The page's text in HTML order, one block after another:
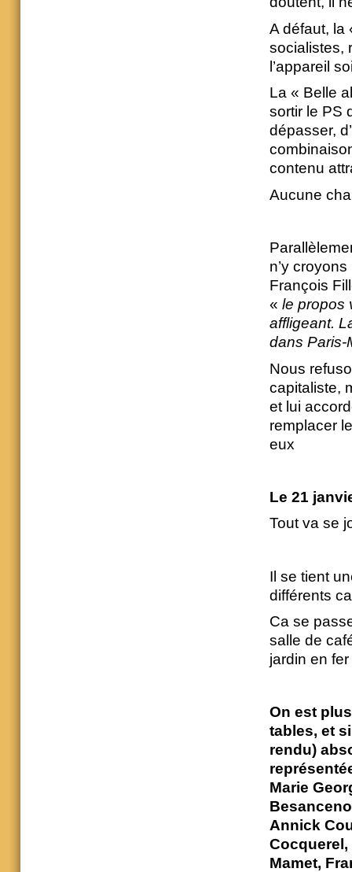
A défaut, la
socialistes,
l’appareil
La « Belle
sortir le PS
dépasser,
contenu
Aucune
n’y
François
« le propos
affligeant.
dans Paris-
Nous
capitaliste,
et lui
remplacer
eux
Le 21
Tout va se
Il se tient
différents
Ca se
salle de
jardin en
On est
tables, et
rendu)
Marie
Annick
Cocquerel,
Mamet,